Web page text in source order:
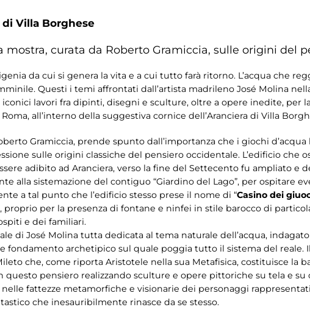
Villa Borghese
mostra, curata da Roberto Gramiccia, sulle origini del
da cui si genera la vita e a cui tutto farà ritorno. L’acqua che
Questi i temi affrontati dall’artista madrileno José Molina
lavori fra dipinti, disegni e sculture, oltre a opere inedite, per
all’interno della suggestiva cornice dell’Aranciera di Villa
Gramiccia, prende spunto dall’importanza che i giochi
sulle origini classiche del pensiero occidentale. L’edificio che
adibito ad Aranciera, verso la fine del Settecento fu ampliato e
alla sistemazione del contiguo “Giardino del Lago”, per ospitare
a tal punto che l’edificio stesso prese il nome di “Casino dei
proprio per la presenza di fontane e ninfei in stile barocco di
e dei familiari.
di José Molina tutta dedicata al tema naturale dell’acqua,
fondamento archetipico sul quale poggia tutto il sistema del reale.
che, come riporta Aristotele nella sua Metafisica, costituisce la
questo pensiero realizzando sculture e opere pittoriche su tela e
nelle fattezze metamorfiche e visionarie dei personaggi
che inesauribilmente rinasce da se stesso.